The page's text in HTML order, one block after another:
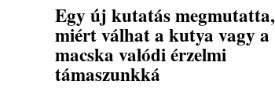
Egy új kutatás megmutatta,
miért válhat a kutya vagy a
macska valódi érzelmi
támaszunkká